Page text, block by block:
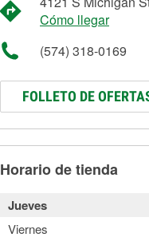
Cómo llegar
(574) 318-0169
FOLLETO DE
Horario de tienda
Jueves
Viernes